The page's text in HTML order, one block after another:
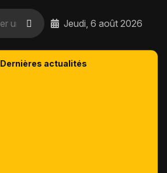
Jeudi, 6 août 2026
Dernières actualités